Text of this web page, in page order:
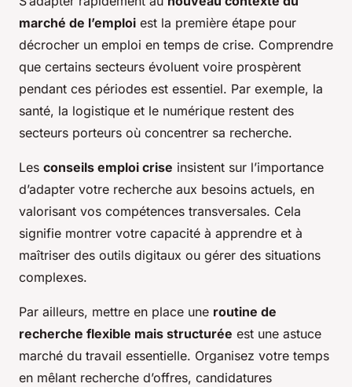
marché de l’emploi est la première étape pour
décrocher un emploi en temps de crise. Comprendre
que certains secteurs évoluent voire prospèrent
pendant ces périodes est essentiel. Par exemple, la
santé, la logistique et le numérique restent des
secteurs porteurs où concentrer sa recherche.
Les conseils emploi crise insistent sur l’importance
d’adapter votre recherche aux besoins actuels, en
valorisant vos compétences transversales. Cela
signifie montrer votre capacité à apprendre et à
maîtriser des outils digitaux ou gérer des situations
complexes.
Par ailleurs, mettre en place une routine de
recherche flexible mais structurée est une astuce
marché du travail essentielle. Organisez votre temps
en mêlant recherche d’offres, candidatures